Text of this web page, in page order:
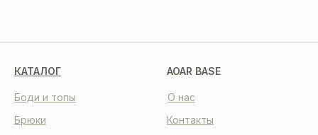
КАТАЛОГ AOAR BASE
О нас
Контакты
Боди и топы
Брюки